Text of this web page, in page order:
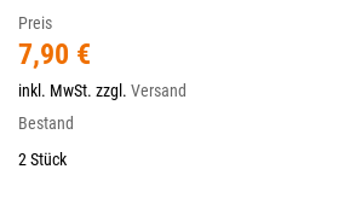
Preis
7,90 €
inkl. MwSt. zzgl. Versand
Bestand
2 Stück